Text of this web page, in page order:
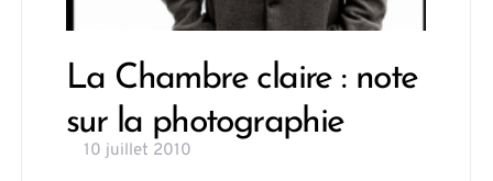
La Chambre claire : note
sur la photographie
10 juillet 2010